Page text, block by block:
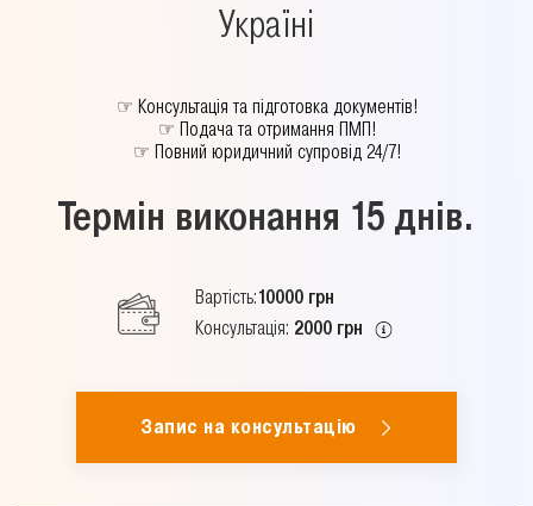
Україні
☞ Консультація та підготовка документів!
☞ Подача та отримання ПМП!
☞ Повний юридичний супровід 24/7!
Термін виконання 15 днів.
Вартість:10000 грн
Консультація: 2000 грн
Запис на консультацію